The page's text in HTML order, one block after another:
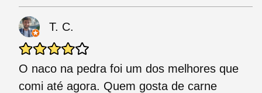
T. C.
O naco na pedra foi um dos melhores que
comi até agora. Quem gosta de carne